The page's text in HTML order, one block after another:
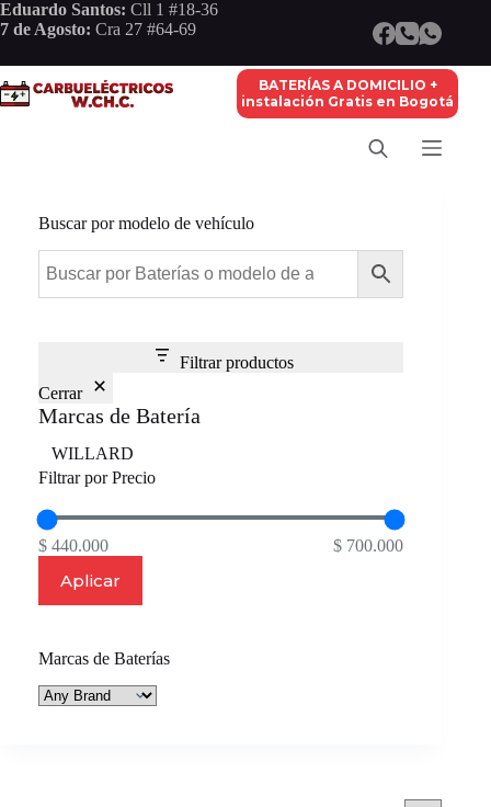
Saltar
al
Eduardo Santos: Cll 1 #18-36
7 de Agosto: Cra 27 #64-69
BATERÍAS A DOMICILIO +
instalación Gratis en Bogotá
Buscar por modelo de vehículo
Filtrar productos
Cerrar
Marcas de Batería
Marca
WILLARD
Filtrar por Precio
$ 440.000 $ 700.000
Aplicar
Marcas de Baterías